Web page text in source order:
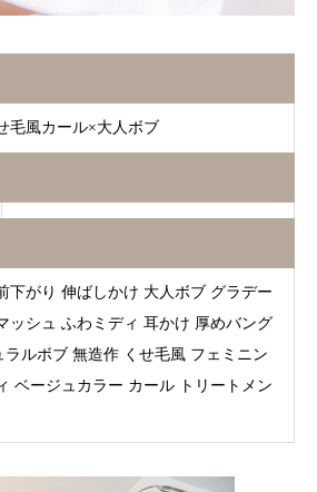
毛風カール×大人ボブ
下がり 伸ばしかけ 大人ボブ グラデー
ッシュ ふわミディ 耳かけ 厚めバング
ルボブ 無造作 くせ毛風 フェミニン
ベージュカラー カール トリートメン